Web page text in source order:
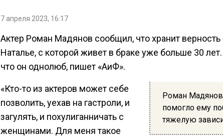
7 апреля 2023, 16:17
Актер Роман Мадянов сообщил, что хранит верность
Наталье, с которой живет в браке уже больше 30 лет.
что он однолюб, пишет «АиФ».
Роман Мадянов
помогло ему
тяжелую
«Кто-то из актеров может себе
позволить, уехав на гастроли, и
загулять, и похулиганничать с
женщинами. Для меня такое